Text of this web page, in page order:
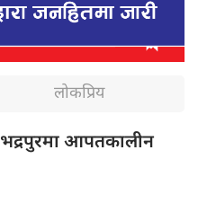
लोकप्रिय
भद्रपुरमा आपतकालीन